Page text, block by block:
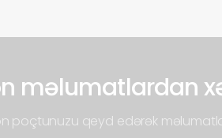
məlumatlardan
poçtunuzu qeyd edərək